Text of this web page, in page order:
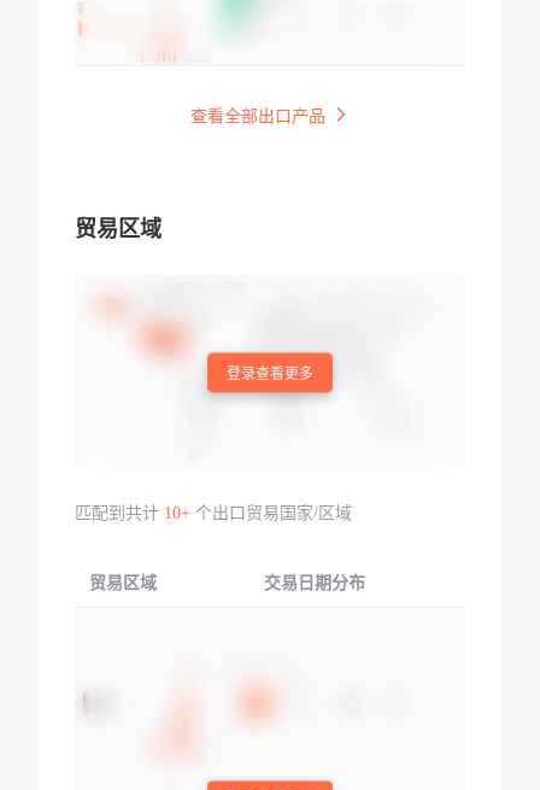
查看全部出口产品
贸易区域
登录查看更多
匹配到共计 10+个出口贸易国家/区域
贸易区域 交易日期分布